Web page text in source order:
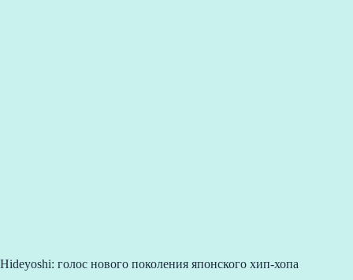
Hideyoshi: голос нового поколения японского хип-хопа